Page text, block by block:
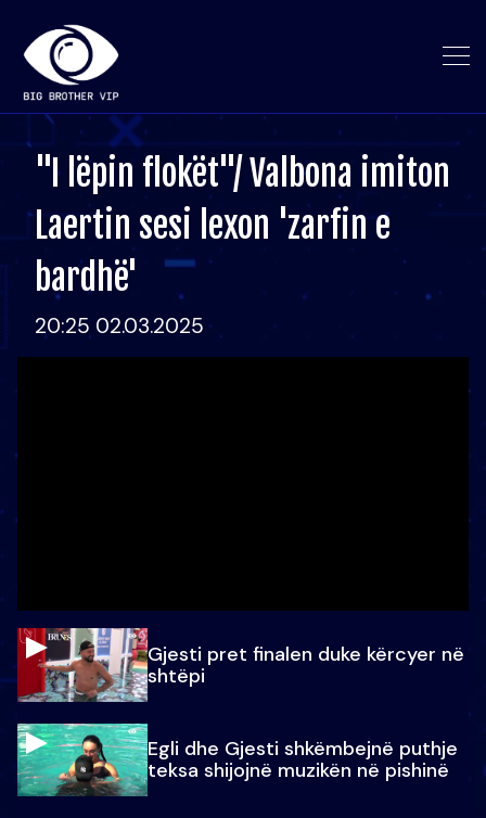
"I lëpin flokët"/ Valbona imiton
Laertin sesi lexon 'zarfin e
bardhë'
20:25 02.03.2025
Gjesti pret finalen duke kërcyer në
shtëpi
Egli dhe Gjesti shkëmbejnë puthje
teksa shijojnë muzikën në pishinë